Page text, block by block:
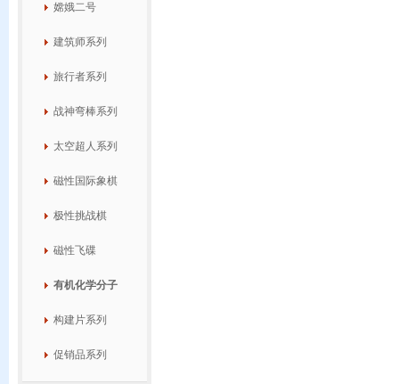
嫦娥二号
建筑师系列
旅行者系列
战神弯棒系列
太空超人系列
磁性国际象棋
极性挑战棋
磁性飞碟
有机化学分子
构建片系列
促销品系列